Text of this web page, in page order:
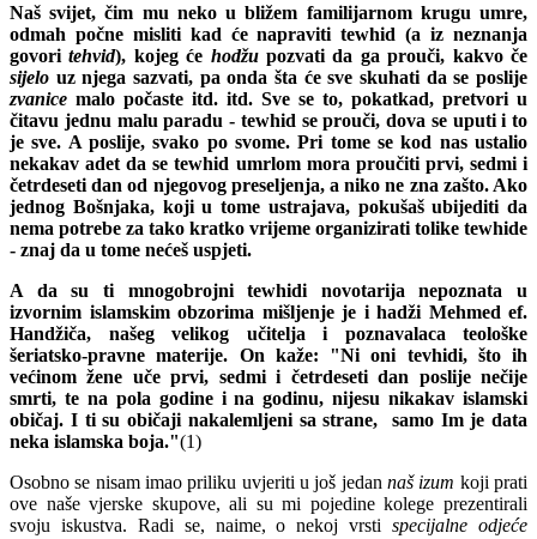
Naš svijet, čim mu neko u bližem familijarnom krugu umre,
odmah počne misliti kad će napraviti tewhid (a iz neznanja
govoritehvid), kojeg će hodžupozvati da ga prouči, kakvo če
sijelo uz njega sazvati, pa onda šta će sve skuhati da se poslije
zvanice malo počaste itd. itd. Sve se to, pokatkad, pretvori u
čitavu jednu malu paradu - tewhid se prouči, dova se uputi i to
je sve. A poslije, svako po svome. Pri tome se kod nas ustalio
nekakav adet da se tewhid umrlom mora proučiti prvi, sedmi i
četrdeseti dan od njegovog preseljenja, a niko ne zna zašto. Ako
jednog Bošnjaka, koji u tome ustrajava, pokušaš ubijediti da
nema potrebe za tako kratko vrijeme organizirati tolike tewhide
- znaj da u tome nećeš uspjeti.
A da su ti mnogobrojni tewhidi novotarija nepoznata u
izvornim islamskim obzorima mišljenje je i hadži Mehmed ef.
Handžiča, našeg velikog učitelja i poznavalaca teološke
šeriatsko-pravne materije. On kaže: "Ni oni tevhidi, što ih
većinom žene uče prvi, sedmi i četrdeseti dan poslije nečije
smrti, te na pola godine i na godinu, nijesu nikakav islamski
običaj. I ti su običaji nakalemljeni sa strane, samo Im je data
neka islamska boja."(1)
Osobno se nisam imao priliku uvjeriti u još jedan naš izum koji prati
ove naše vjerske skupove, ali su mi pojedine kolege prezentirali
svoju iskustva. Radi se, naime, o nekoj vrstispecijalne odjeće